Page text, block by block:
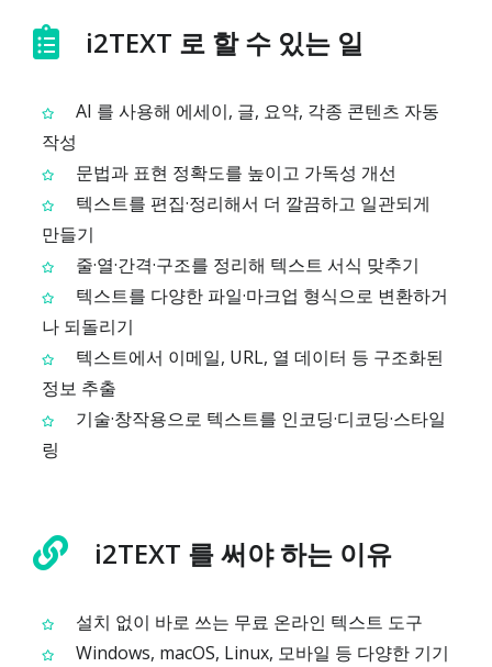
i2TEXT 로 할 수 있는 일
AI 를 사용해 에세이, 글, 요약, 각종 콘텐츠 자동
작성
문법과 표현 정확도를 높이고 가독성 개선
텍스트를 편집·정리해서 더 깔끔하고 일관되게
만들기
줄·열·간격·구조를 정리해 텍스트 서식 맞추기
텍스트를 다양한 파일·마크업 형식으로 변환하거
나 되돌리기
텍스트에서 이메일, URL, 열 데이터 등 구조화된
정보 추출
기술·창작용으로 텍스트를 인코딩·디코딩·스타일
링
i2TEXT 를 써야 하는 이유
설치 없이 바로 쓰는 무료 온라인 텍스트 도구
Windows, macOS, Linux, 모바일 등 다양한 기기